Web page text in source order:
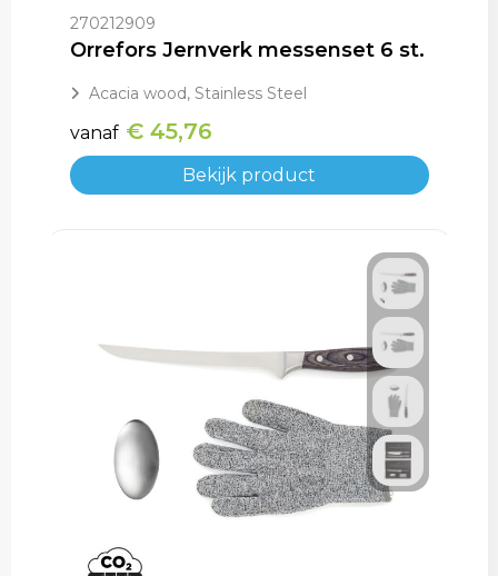
270212909
Orrefors Jernverk messenset 6 st.
Acacia wood, Stainless Steel
vanaf € 45,76
Bekijk product